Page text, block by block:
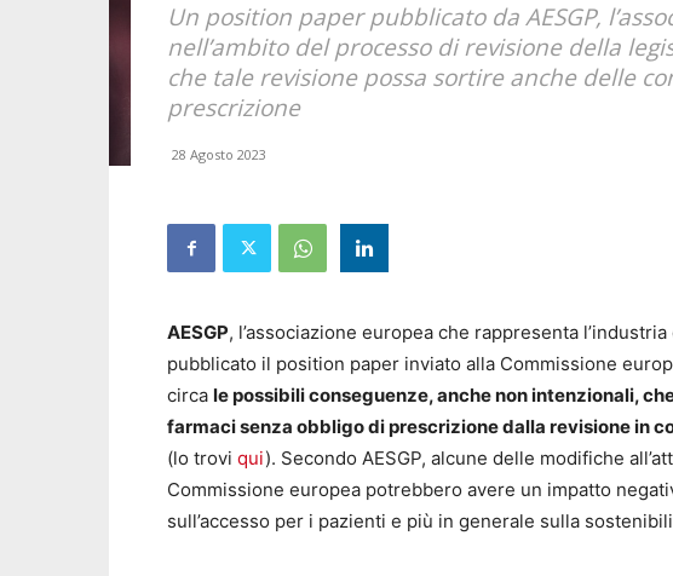
Un position paper pubblicato da AESGP,
nell’ambito del processo di revisione della
che tale revisione possa sortire anche delle
prescrizione
28 Agosto 2023
AESGP, l’associazione europea che rappresenta
pubblicato il position paper inviato alla Commissione
circa le possibili conseguenze, anche non intenzionali,
farmaci senza obbligo di prescrizione dalla revisione in
(lo trovi qui). Secondo AESGP, alcune delle modifiche
Commissione europea potrebbero avere un impatto
sull’accesso per i pazienti e più in generale sulla